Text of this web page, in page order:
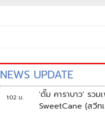
NEWS UPDATE
1:02 น.
'ดั๊ม คาราบาว' รว
SweetCane (สวีท